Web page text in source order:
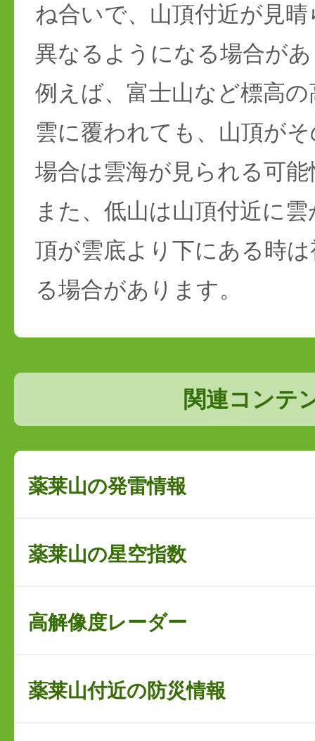
ね合いで、山頂付近が見
異なるようになる場合が
例えば、富士山など標高
雲に覆われても、山頂が
場合は雲海が見られる可
また、低山は山頂付近に
頂が雲底より下にある時
る場合があります。
関連コンテ
薬莱山の発雷情報
薬莱山の星空指数
高解像度レーダー
薬莱山付近の防災情報